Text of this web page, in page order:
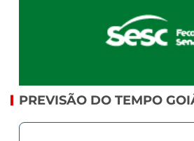
PREVISÃO DO TEMPO